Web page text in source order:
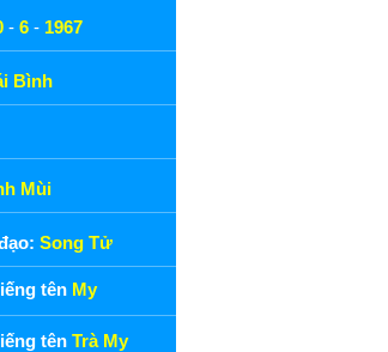
- 6 - 1967
Bình
Mùi
Song Tử
tên My
tên Trà My